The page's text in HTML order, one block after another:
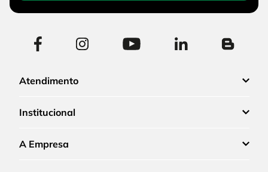
Atendimento
Institucional
A Empresa